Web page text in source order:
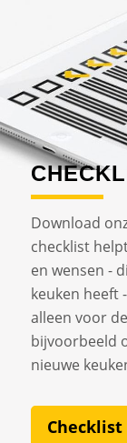
Download
checklist
en wensen -
keuken heeft
alleen voor
bijvoorbeeld
nieuwe